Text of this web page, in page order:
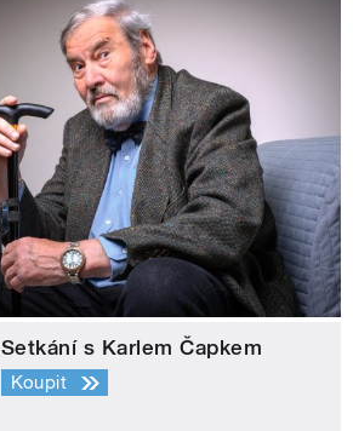
Setkání s Karlem Čapkem
Koupit